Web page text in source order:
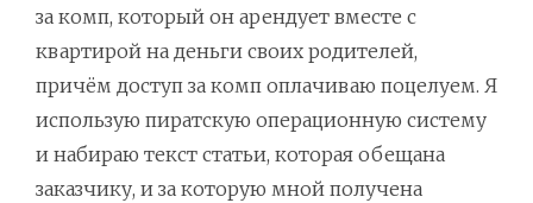
за комп, который он арендует вместе с
квартирой на деньги своих родителей,
причём доступ за комп оплачиваю поцелуем. Я
использую пиратскую операционную систему
и набираю текст статьи, которая обещана
заказчику, и за которую мной получена